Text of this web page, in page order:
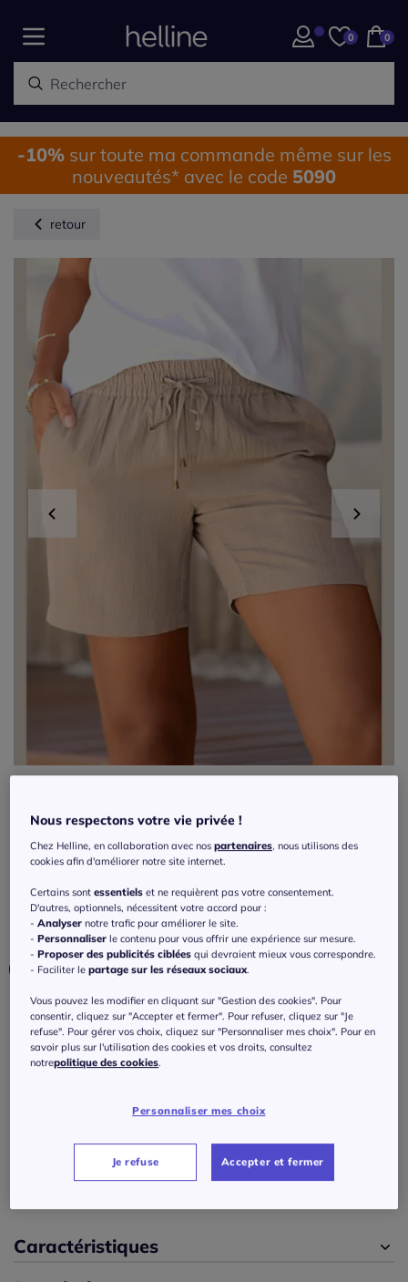
0 0
-10%sur toute ma commande même sur les
nouveautés* avec le code 5090
retour
Short d'été léger avec ceinture élastique et
poches fendues
Couleur :sable
Taille :
Veuillez sélectionner une taille
En stock
42 -épuisé
J'ajoute au panier
Caractéristiques
Nous respectons votre vie privée !
Chez Helline, en collaboration avec nospartenaires , nous utilisons des
cookies afin d'améliorer notre site internet.
Certains sontessentiels et ne requièrent pas votre consentement.
D'autres, optionnels, nécessitent votre accord pour :
-Analyser notre trafic pour améliorer le site.
-Personnaliser le contenu pour vous offrir une expérience sur mesure.
-Proposer des publicités ciblées qui devraient mieux vous correspondre.
- Faciliter lepartage sur les réseaux sociaux
Vous pouvez les modifier en cliquant sur "Gestion des cookies". Pour
consentir, cliquez sur "Accepter et fermer". Pour refuser, cliquez sur "Je
refuse". Pour gérer vos choix, cliquez sur "Personnaliser mes choix". Pour en
savoir plus sur l'utilisation des cookies et vos droits, consultez
notrepolitique des cookies
Personnaliser mes choix
Je refuse Accepter et fermer